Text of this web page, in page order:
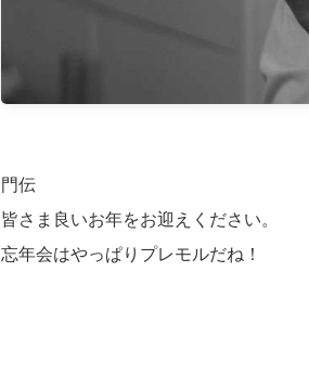
門伝
皆さま良いお年をお迎えください。
忘年会はやっぱりプレモルだね！